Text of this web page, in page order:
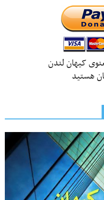
کیهان لندن
هستید